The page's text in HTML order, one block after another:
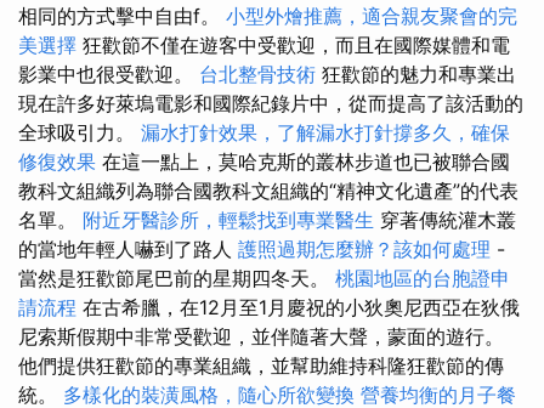
相同的方式擊中自由f。 小型外燴推薦，適合親友聚會的完
美選擇 狂歡節不僅在遊客中受歡迎，而且在國際媒體和電
影業中也很受歡迎。 台北整骨技術 狂歡節的魅力和專業出
現在許多好萊塢電影和國際紀錄片中，從而提高了該活動的
全球吸引力。 漏水打針效果，了解漏水打針撐多久，確保
修復效果 在這一點上，莫哈克斯的叢林步道也已被聯合國
教科文組織列為聯合國教科文組織的“精神文化遺產”的代表
名單。 附近牙醫診所，輕鬆找到專業醫生 穿著傳統灌木叢
的當地年輕人嚇到了路人 護照過期怎麼辦？該如何處理 -
當然是狂歡節尾巴前的星期四冬天。 桃園地區的台胞證申
請流程 在古希臘，在12月至1月慶祝的小狄奧尼西亞在狄俄
尼索斯假期中非常受歡迎，並伴隨著大聲，蒙面的遊行。
他們提供狂歡節的專業組織，並幫助維持科隆狂歡節的傳
統。 多樣化的裝潢風格，隨心所欲變換 營養均衡的月子餐